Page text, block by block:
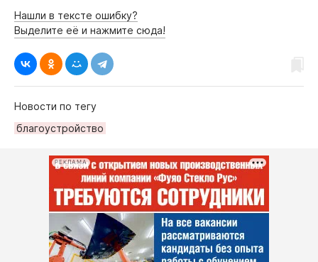
Нашли в тексте ошибку?
Выделите её и нажмите сюда!
Новости по тегу
благоустройство
РЕКЛАМА